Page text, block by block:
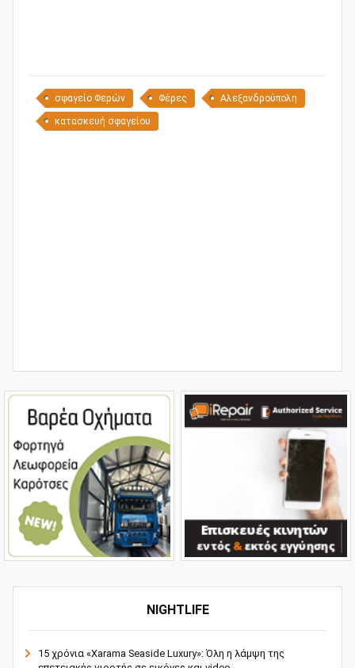
NIGHTLIFE
15 χρόνια «Xarama Seaside Luxury»: Όλη η λάμψη της
σφαγείο Φερών Φέρες Αλεξανδρούπολη
κατασκευή σφαγείου